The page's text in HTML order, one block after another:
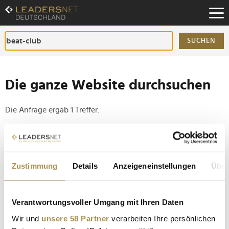
Zustimmung Details Anzeigeneinstellungen
Verantwortungsvoller Umgang mit Ihren Daten
Wir und unsere 58 Partner verarbeiten Ihre persönlichen
Zum
Inhalt
Zur
Fußzeilen-
Navigation
SUCHEN
Die ganze Website durchsuchen
Die Anfrage ergab 1 Treffer.
Tipp
Setzen Sie die gesuchten Wörter zwischen
Anführungszeichen: zb "Vorname Nachname".
60 Jahre "Beat-Club": Radio Bremen und Max
Mutzke gratulieren der Kultsendung